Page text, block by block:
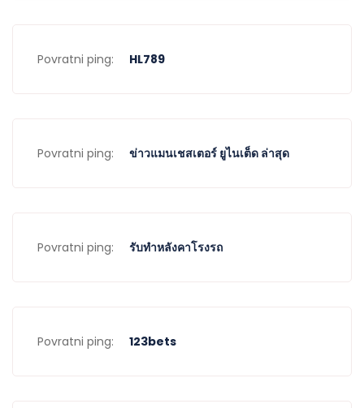
Povratni ping: HL789
Povratni ping: ข่าวแมนเชสเตอร์ ยูไนเต็ด ล่าสุด
Povratni ping: รับทำหลังคาโรงรถ
Povratni ping: 123bets